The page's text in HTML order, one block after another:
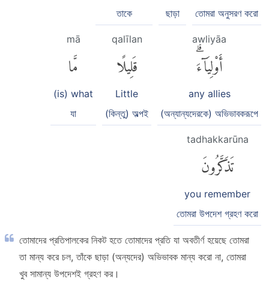
তোমরা অনুসরণ করো
ছাড়া
তাকে
awliyāa
أَوْلِيَآءَۗ
any allies
(অন্যান্যদেরকে) অভিভাবকরূপে
qalīlan
قَلِيلًا
Little
(কিন্তু) অল্পই
mā
مَّا
(is) what
যা
tadhakkarūna
تَذَكَّرُونَ
you remember
তোমরা উপদেশ গ্রহণ করো
তোমাদের প্রতিপালকের নিকট হতে তোমাদের প্রতি যা অবতীর্ণ হয়েছে তোমরা
তা মান্য করে চল, তাঁকে ছাড়া (অন্যদের) অভিভাবক মান্য করো না, তোমরা
খুব সামান্য উপদেশই গ্রহণ কর।